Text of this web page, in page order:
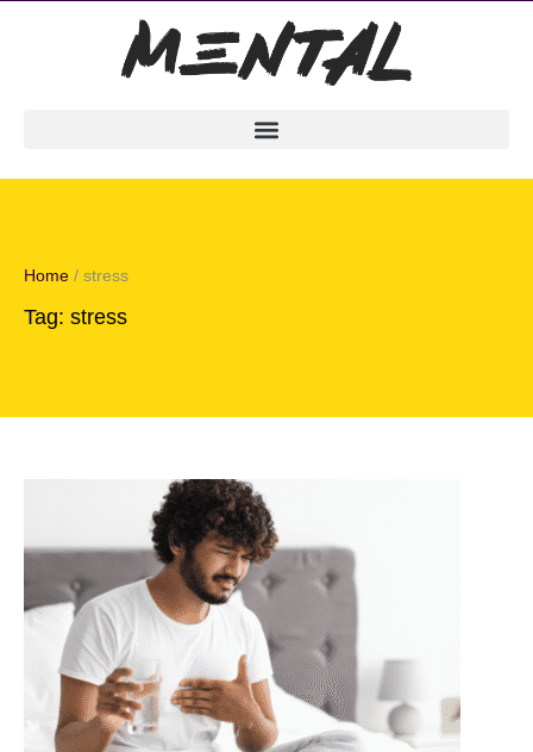
Home / stress
Tag: stress